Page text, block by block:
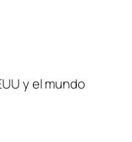
y el mundo